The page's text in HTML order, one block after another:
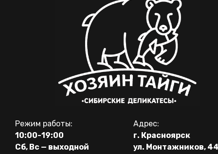
Режим работы:
10:00-19:00
Сб, Вс — выходной
Адрес:
г. Красноярск
ул. Монтажников,